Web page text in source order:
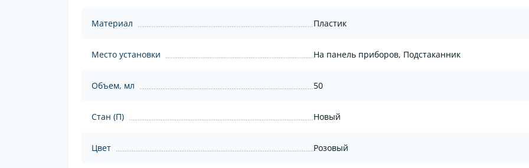
Материал Пластик
Место установки На панель приборов, Подстаканник
Объем, мл 50
Стан (П) Новый
Цвет Розовый